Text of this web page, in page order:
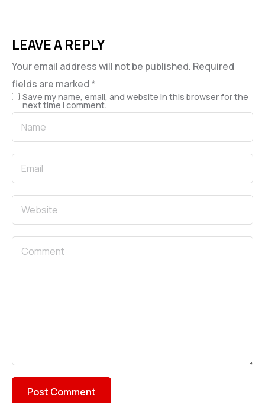
LEAVE A REPLY
Your email address will not be published. Required
fields are marked *
Save my name, email, and website in this browser for the
next time I comment.